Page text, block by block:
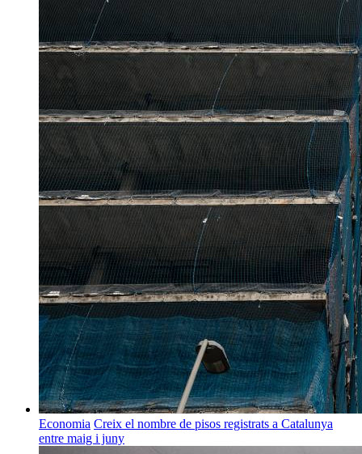
Economia Creix el nombre de pisos registrats a Catalunya
entre maig i juny